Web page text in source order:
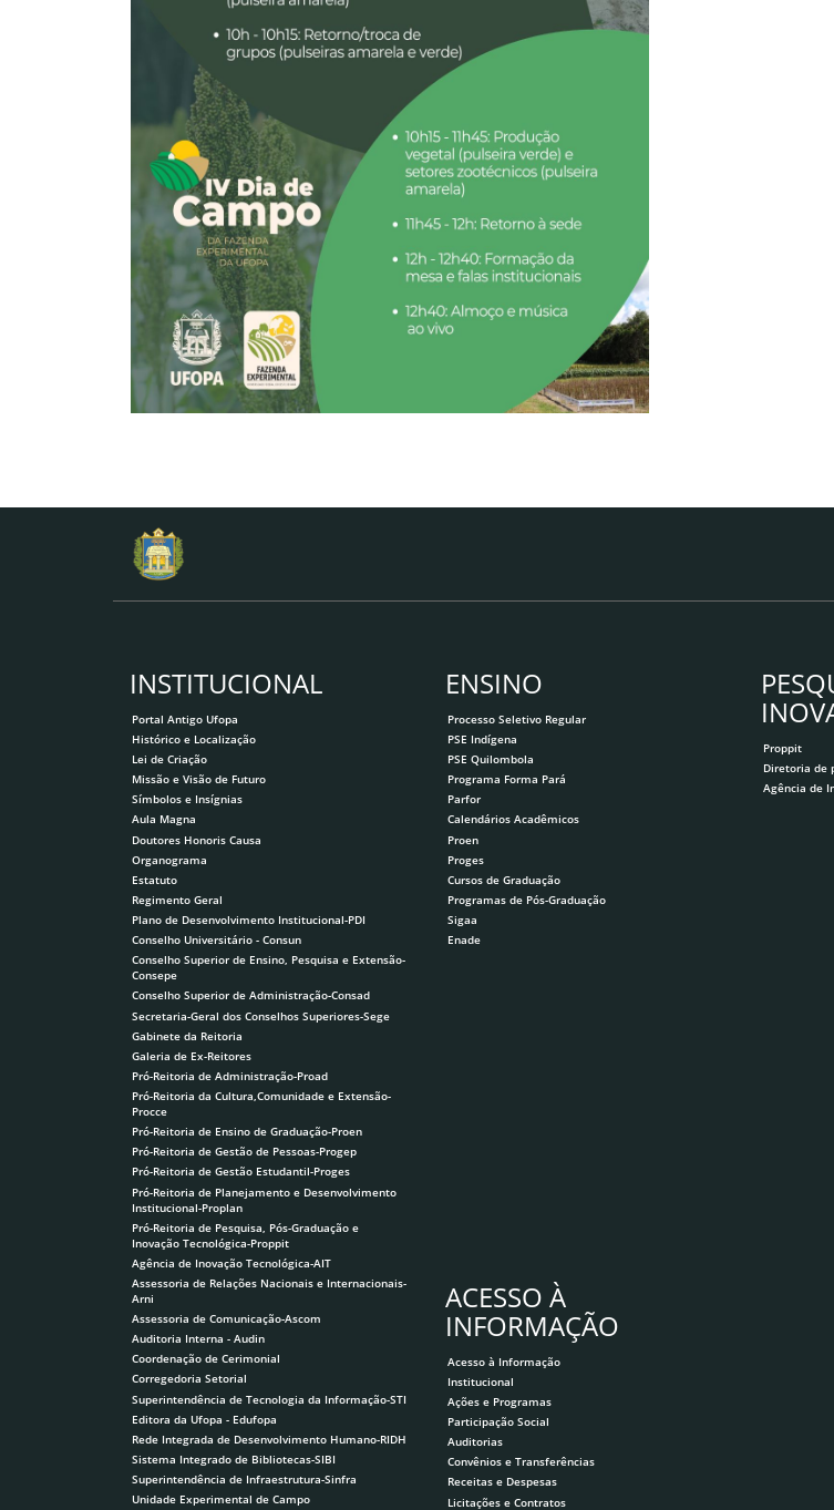
INSTITUCIONAL
Portal Antigo Ufopa
Histórico e Localização
Lei de Criação
Missão e Visão de Futuro
Símbolos e Insígnias
Aula Magna
Doutores Honoris Causa
Organograma
Estatuto
Regimento Geral
Plano de Desenvolvimento Institucional-PDI
Conselho Universitário - Consun
Conselho Superior de Ensino, Pesquisa e Extensão-
Consepe
Conselho Superior de Administração-Consad
Secretaria-Geral dos Conselhos Superiores-Sege
Gabinete da Reitoria
Galeria de Ex-Reitores
Pró-Reitoria de Administração-Proad
Pró-Reitoria da Cultura,Comunidade e Extensão-
Procce
Pró-Reitoria de Ensino de Graduação-Proen
Pró-Reitoria de Gestão de Pessoas-Progep
Pró-Reitoria de Gestão Estudantil-Proges
Pró-Reitoria de Planejamento e Desenvolvimento
Institucional-Proplan
Pró-Reitoria de Pesquisa, Pós-Graduação e
Inovação Tecnológica-Proppit
Agência de Inovação Tecnológica-AIT
Assessoria de Relações Nacionais e Internacionais-
Arni
Assessoria de Comunicação-Ascom
Auditoria Interna - Audin
Coordenação de Cerimonial
Corregedoria Setorial
Superintendência de Tecnologia da Informação-STI
Editora da Ufopa - Edufopa
Rede Integrada de Desenvolvimento Humano-RIDH
Sistema Integrado de Bibliotecas-SIBI
Superintendência de Infraestrutura-Sinfra
Unidade Experimental de Campo
ENSINO
Processo Seletivo Regular
PSE Indígena
PSE Quilombola
Programa Forma Pará
Parfor
Calendários Acadêmicos
Proen
Proges
Cursos de Graduação
Programas de Pós-Graduação
Sigaa
Enade
Proppit
Diretoria de
Agência de
ACESSO À
INFORMAÇÃO
Acesso à Informação
Institucional
Ações e Programas
Participação Social
Auditorias
Convênios e Transferências
Receitas e Despesas
Licitações e Contratos